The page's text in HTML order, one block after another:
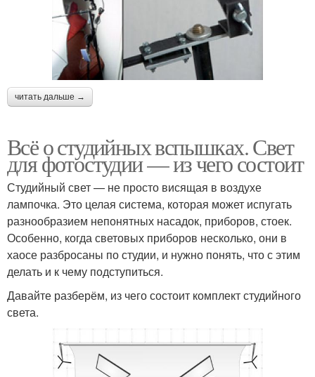
читать дальше →
Всё о студийных вспышках. Свет
для фотостудии — из чего состоит
Студийный свет — не просто висящая в воздухе
лампочка. Это целая система, которая может испугать
разнообразием непонятных насадок, приборов, стоек.
Особенно, когда световых приборов несколько, они в
хаосе разбросаны по студии, и нужно понять, что с этим
делать и к чему подступиться.
Давайте разберём, из чего состоит комплект студийного
света.